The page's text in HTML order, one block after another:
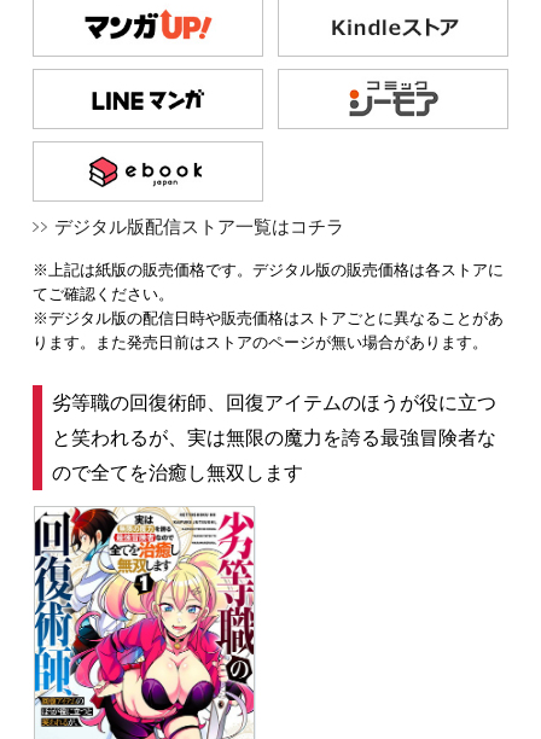
デジタル版配信ストア一覧はコチラ
※上記は紙版の販売価格です。デジタル版の販売価格は各ストアに
てご確認ください。
※デジタル版の配信日時や販売価格はストアごとに異なることがあ
ります。また発売日前はストアのページが無い場合があります。
劣等職の回復術師、回復アイテムのほうが役に立つ
と笑われるが、実は無限の魔力を誇る最強冒険者な
ので全てを治癒し無双します